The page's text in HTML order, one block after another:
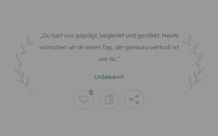
Du hast uns geprägt, begleitet und gestärkt. Heute
wünschen wir dir einen Tag, der genauso wertvoll ist
wie du.
Unbekannt
0